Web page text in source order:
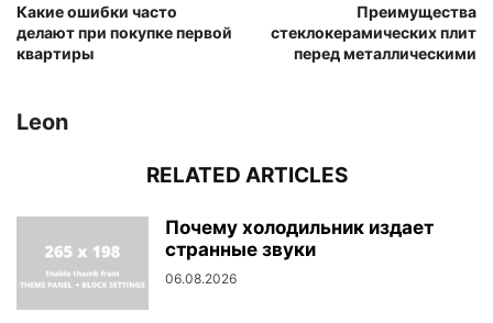
Какие ошибки часто
делают при покупке первой
квартиры
Преимущества
стеклокерамических плит
перед металлическими
Leon
RELATED ARTICLES
Почему холодильник издает
странные звуки
06.08.2026